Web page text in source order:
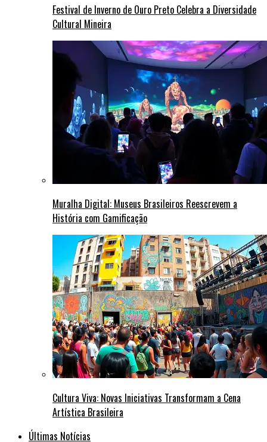
Festival de Inverno de Ouro Preto Celebra a Diversidade
Cultural Mineira
Muralha Digital: Museus Brasileiros Reescrevem a
História com Gamificação
Cultura Viva: Novas Iniciativas Transformam a Cena
Artística Brasileira
Últimas Notícias